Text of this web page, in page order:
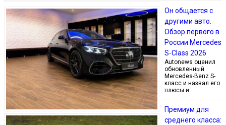
Он общается с
другими авто.
Обзор первого в
России Mercedes
S-Class 2026
Autonews оценил
обновленный
Mercedes-Benz S-
класс и назвал его
плюсы и …
Премиум для
среднего класса: